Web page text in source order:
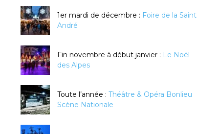
1er mardi de décembre : Foire de la Saint
André
Fin novembre à début janvier : Le Noël
des Alpes
Toute l’année : Théâtre & Opéra Bonlieu
Scène Nationale